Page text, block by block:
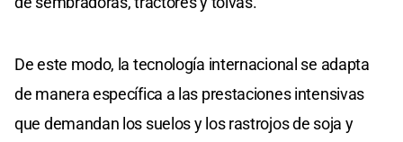
De este modo, la tecnología internacional se adapta
de manera específica a las prestaciones intensivas
que demandan los suelos y los rastrojos de soja y